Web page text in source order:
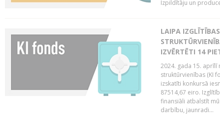
Izpildītāju un
LAIPA
IZVĒRTĒTI 14
2024. gada 15. aprīlī
struktūrvienības (KI
izskatīti konkursā
87514,67 eiro.
finansiāli atbalstīt
darbību, jaunradi...